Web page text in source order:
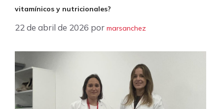
vitamínicos y nutricionales?
22 de abril de 2026 por marsanchez